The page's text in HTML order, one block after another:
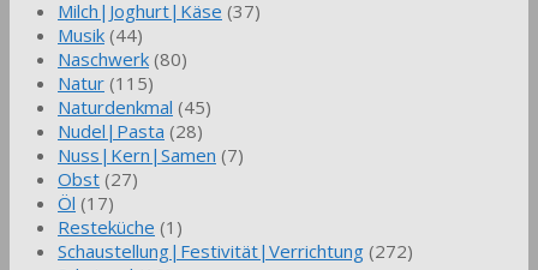
Milch|Joghurt|Käse (37)
Musik (44)
Naschwerk (80)
Natur (115)
Naturdenkmal (45)
Nudel|Pasta (28)
Nuss|Kern|Samen (7)
Obst (27)
Öl (17)
Resteküche (1)
Schaustellung|Festivität|Verrichtung (272)